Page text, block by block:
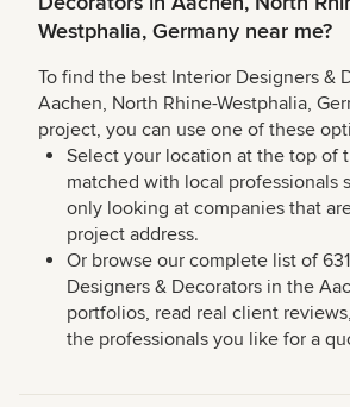
Westphalia, Germany near me?
To find the best Interior Designers &
Aachen, North Rhine-Westphalia,
project, you can use one of these
Select your location at the top of
matched with local professionals
only looking at companies that
project address.
Or browse our complete list of
Designers & Decorators in the
portfolios, read real client
the professionals you like for a